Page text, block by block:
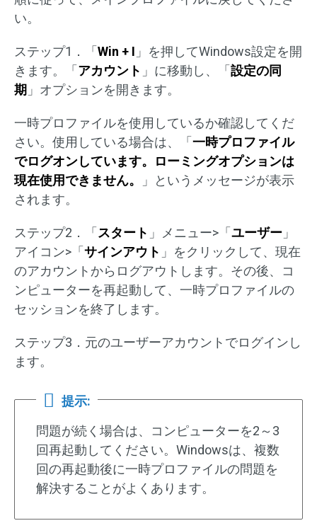
い。
ステップ1．「 Win + I 」を押してWindows設定を開
きます。「 アカウント 」に移動し、「 設定の同
期 」オプションを開きます。
一時プロファイルを使用しているか確認してくだ
さい。使用している場合は、「 一時プロファイル
でログオンしています。ローミングオプションは
現在使用できません。
」というメッセージが表示
されます。
ステップ2．「 スタート 」メニュー>「 ユーザー 」
アイコン>「 サインアウト 」をクリックして、現在
のアカウントからログアウトします。その後、コ
ンピューターを再起動して、一時プロファイルの
セッションを終了します。
ステップ3．元のユーザーアカウントでログインし
ます。
提示:
問題が続く場合は、コンピューターを2～3
回再起動してください。Windowsは、複数
回の再起動後に一時プロファイルの問題を
解決することがよくあります。